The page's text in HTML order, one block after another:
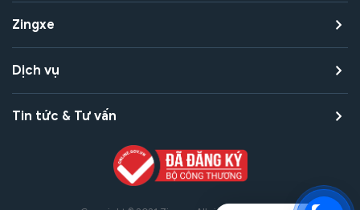
Zingxe
Dịch vụ
Tin tức & Tư vấn